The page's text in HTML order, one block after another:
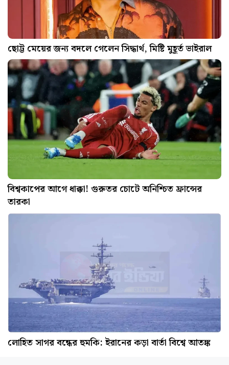
ছোট্ট মেয়ের জন্য বদলে গেলেন সিদ্ধার্থ, মিষ্টি মুহূর্ত ভাইরাল
বিশ্বকাপের আগে ধাক্কা! গুরুতর চোটে অনিশ্চিত ফ্রান্সের
তারকা
লোহিত সাগর বন্ধের হুমকি: ইরানের কড়া বার্তা বিশ্বে আতঙ্ক